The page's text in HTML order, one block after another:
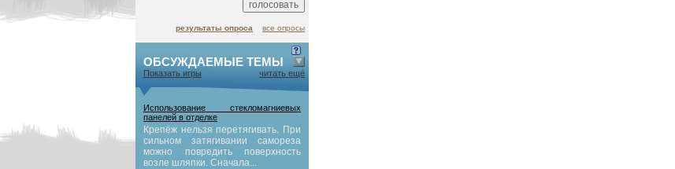
результаты опроса все опросы
ОБСУЖДАЕМЫЕ ТЕМЫ
Показать игры читать ещё
Использование стекломагниевых
панелей в отделке
Крепёж нельзя перетягивать. При
сильном затягивании самореза
можно повредить поверхность
возле шляпки. Сначала...